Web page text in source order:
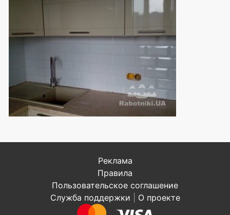
Реклама
Правила
Пользовательское соглашение
Служба поддержки
О проекте